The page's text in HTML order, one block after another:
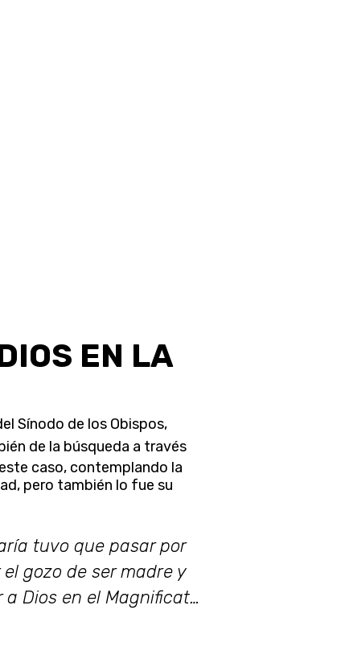
EN LA
Sínodo de los Obispos,
de la búsqueda a través
caso, contemplando la
pero también lo fue su
tuvo que pasar por
gozo de ser madre y
Dios en el Magnificat…